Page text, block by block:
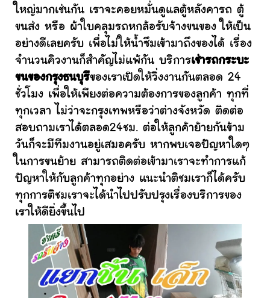
ใหญ่มากเช่นกัน เราจะคอยหมั่นดูแลตู้หลังคารถ ตู้
ขนส่ง หรือ ผ้าใบคลุมรถหกล้อรับจ้างขนของ ให้เป็น
อย่างดีเลยครับ เพื่อไม่ให้น้ำซึมเข้ามาถึงของได้ เรื่อง
จำนวนคิวงานก็สำคัญไม่แพ้กัน บริการเช่ารถกระบะ
ขนของกรุงธนบุรีของเราเปิดให้วิ่งงานกันตลอด 24
ชั่วโมง เพื่อให้เพียงต่อความต้องการของลูกค้า ทุกที่
ทุกเวลา ไม่ว่าจะกรุงเทพหรือว่าต่างจังหวัด ติดต่อ
สอบถามเราได้ตลอด24ชม. ต่อให้ลูกค้าย้ายกันข้าม
วันก็จะมีทีมงานอยู่เสมอครับ หากพบเจอปัญหาใดๆ
ในการขนย้าย สามารถติดต่อเข้ามาเราจะทำการแก้
ปัญหาให้กับลูกค้าทุกอย่าง แนะนำติชมเราก็ได้ครับ
ทุกการติชมเราจะได้นำไปปรับปรุงเรื่องบริการของ
เราให้ดียิ่งขึ้นไป